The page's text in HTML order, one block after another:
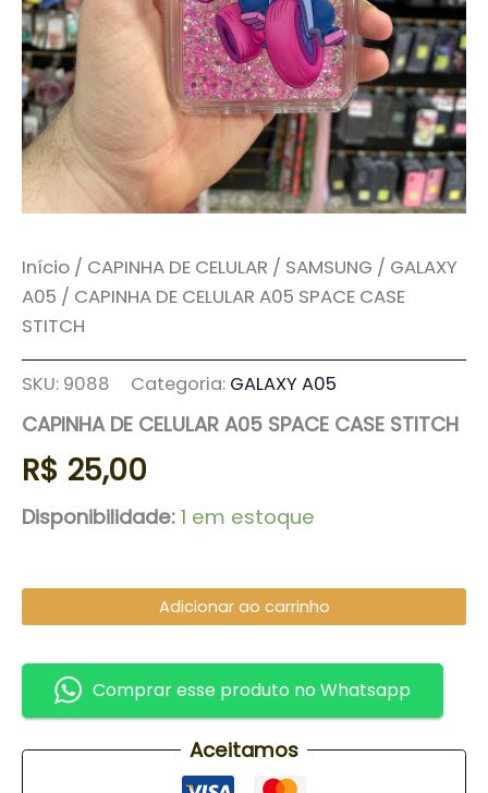
Início / CAPINHA DE CELULAR / SAMSUNG / GALAXY
A05 / CAPINHA DE CELULAR A05 SPACE CASE
STITCH
SKU: 9088 Categoria: GALAXY A05
CAPINHA DE CELULAR A05 SPACE CASE STITCH
R$ 25,00
Disponibilidade: 1 em estoque
Adicionar ao carrinho
Comprar esse produto no Whatsapp
Aceitamos